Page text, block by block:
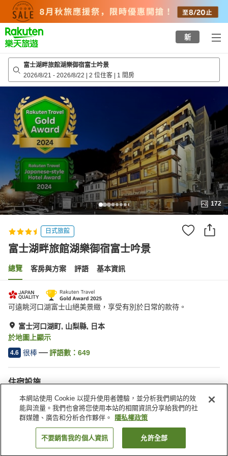
top
page
新
富士湖畔旅館湖樂御宿富士吟景
2026/8/21 - 2026/8/22 | 2 位住客 | 1 間房
172
日式旅館
富士湖畔旅館湖樂御宿富士吟景
總覽 客房與方案 評語 基本資訊
可遠眺河口湖富士山絕美景緻，享受有別於日常的款待。
富士河口湖町, 山梨縣, 日本
於地圖上顯示
4.6 很棒 評語數： 649
住宿設施
停車場
Spa／美容沙龍
自動販賣機
商店
日本 山梨縣
富士河口湖町
富士湖畔旅館湖樂御宿富士吟景
找客房
本網站使用 Cookie 以提升使用者體驗，並分析我們網站的效
能與流量。我們也會將您使用本站的相關資訊分享給我們的社
群媒體、廣告和分析合作夥伴。
隱私權政策
不要銷售我的個人資訊 允許全部